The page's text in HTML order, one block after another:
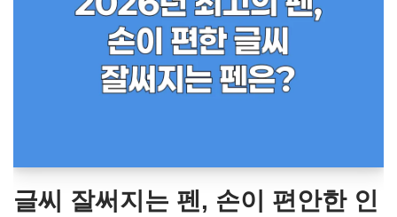
글씨 잘써지는 펜, 손이 편안한 인